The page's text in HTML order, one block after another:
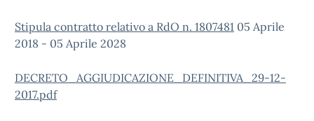
Stipula contratto relativo a RdO n. 1807481 05 Aprile
2018 - 05 Aprile 2028
DECRETO_AGGIUDICAZIONE_DEFINITIVA_29-12-
2017.pdf